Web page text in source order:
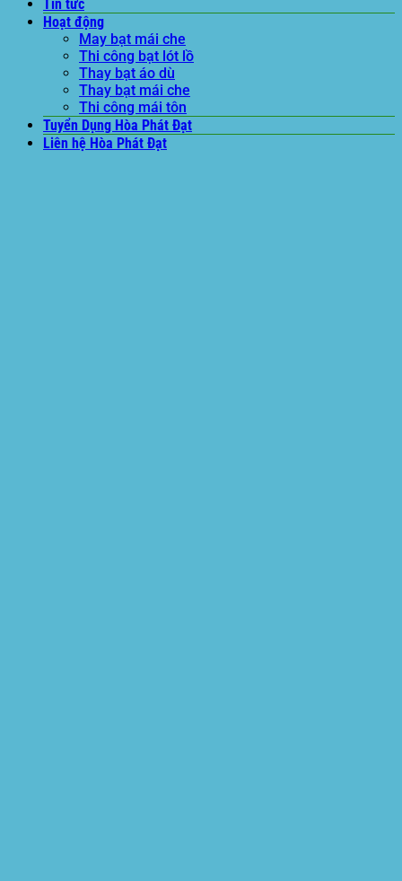
Tin tức
Hoạt động
May bạt mái che
Thi công bạt lót lồ
Thay bạt áo dù
Thay bạt mái che
Thi công mái tôn
Tuyển Dụng Hòa Phát Đạt
Liên hệ Hòa Phát Đạt